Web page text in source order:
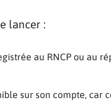
lancer :
au RNCP ou au
sur son compte, car